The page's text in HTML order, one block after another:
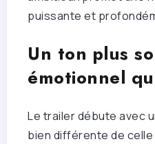
puissante et
Un ton plus
émotionnel
Le trailer débute avec
bien différente de celle